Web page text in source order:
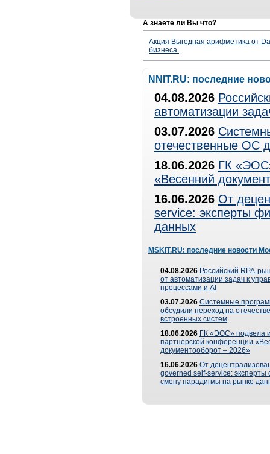
А знаете ли Вы что?
Акция Выгодная арифметика от
бизнеса.
NNIT.RU: последние
04.08.2026
автоматизации
03.07.2026
отечественные ОС
18.06.2026 ГК
«Весенний
16.06.2026 От
service: эксперты
данных
MSKIT.RU: последние новости
04.08.2026 Российский RPA-
от автоматизации задач к
процессами и AI
03.07.2026 Системные
обсудили переход на
встроенных систем
18.06.2026 ГК «ЭОС» подвела
партнерской конференции
документооборот – 2026»
16.06.2026 От
governed self-service: эксперты
смену парадигмы на рынке